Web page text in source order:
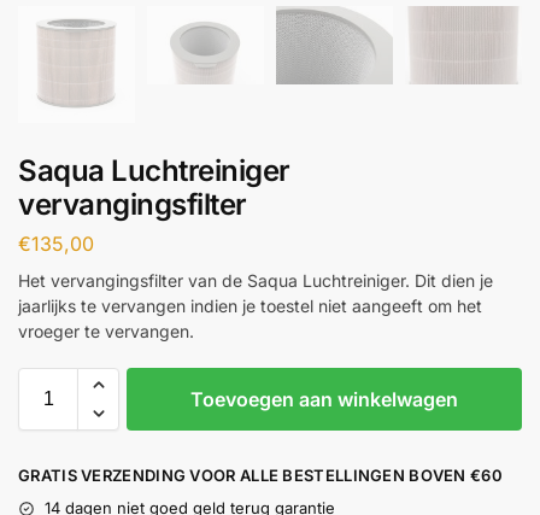
Saqua Luchtreiniger
vervangingsfilter
€135,00
Het vervangingsfilter van de Saqua Luchtreiniger. Dit dien je
jaarlijks te vervangen indien je toestel niet aangeeft om het
vroeger te vervangen.
Toevoegen aan winkelwagen
GRATIS VERZENDING VOOR ALLE BESTELLINGEN BOVEN €60
14 dagen niet goed geld terug garantie